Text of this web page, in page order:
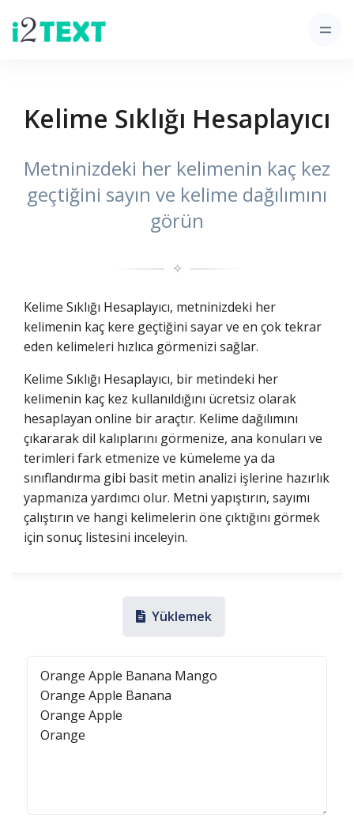
Kelime Sıklığı Hesaplayıcı
Metninizdeki her kelimenin kaç kez
geçtiğini sayın ve kelime dağılımını
görün
✧
Kelime Sıklığı Hesaplayıcı, metninizdeki her
kelimenin kaç kere geçtiğini sayar ve en çok tekrar
eden kelimeleri hızlıca görmenizi sağlar.
Kelime Sıklığı Hesaplayıcı, bir metindeki her
kelimenin kaç kez kullanıldığını ücretsiz olarak
hesaplayan online bir araçtır. Kelime dağılımını
çıkararak dil kalıplarını görmenize, ana konuları ve
terimleri fark etmenize ve kümeleme ya da
sınıflandırma gibi basit metin analizi işlerine hazırlık
yapmanıza yardımcı olur. Metni yapıştırın, sayımı
çalıştırın ve hangi kelimelerin öne çıktığını görmek
için sonuç listesini inceleyin.
Yüklemek